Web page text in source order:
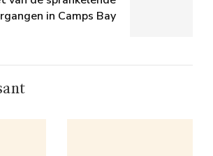
in Camps Bay